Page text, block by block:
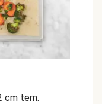
cm tern.